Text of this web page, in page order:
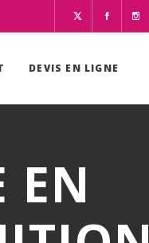
DEVIS EN LIGNE
EN